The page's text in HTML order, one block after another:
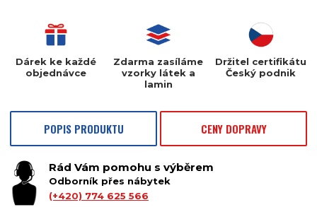
Dárek ke každé
objednávce
Zdarma zasíláme
vzorky látek a
lamin
Držitel certifikátu
Český podnik
POPIS PRODUKTU CENY DOPRAVY
Rád Vám pomohu s výběrem
Odborník přes nábytek
(+420) 774 625 566